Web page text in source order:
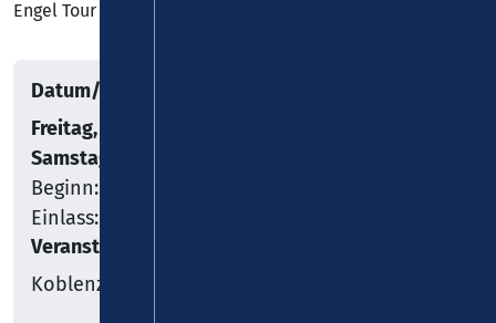
Engel Tour 2026
Datum/Uhrzeit
Freitag, 17.07.2026
Samstag, 18.07.2026
Beginn: 21:00
Einlass: 19:00
Veranstaltungsort
Koblenz